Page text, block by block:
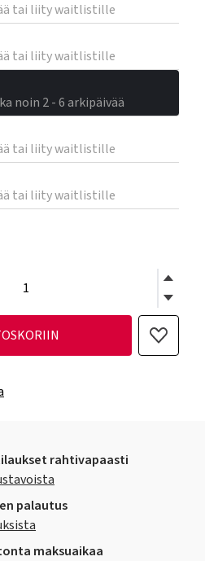
tai liity waitlistille
tai liity waitlistille
noin 2 - 6 arkipäivää
tai liity waitlistille
tai liity waitlistille
rahtivapaasti
palautus
maksuaikaa